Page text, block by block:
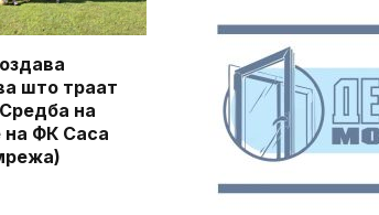
што траат
на
на ФК Саса